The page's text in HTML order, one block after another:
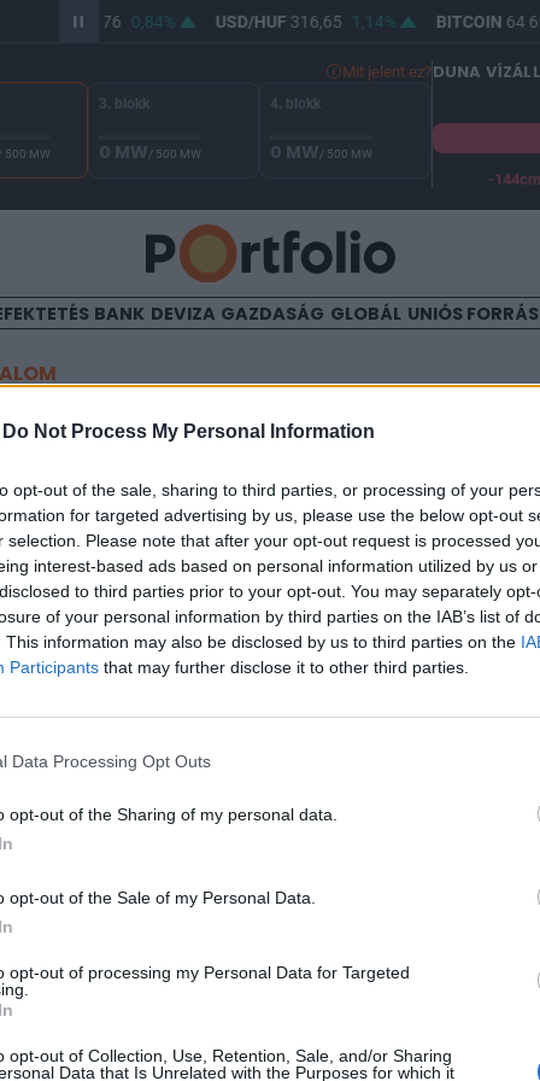
Do Not Process My Personal Information
opt-out of the sale, sharing to third parties, or processing of your
for targeted advertising by us, please use the below opt-out
selection. Please note that after your opt-out request is processed
interest-based ads based on personal information utilized by us
to third parties prior to your opt-out. You may separately
of your personal information by third parties on the IAB’s list of
This information may also be disclosed by us to third parties on the
Participants that may further disclose it to other third parties.
Data Processing Opt Outs
opt-out of the Sharing of my personal data.
opt-out of the Sale of my Personal Data.
opt-out of processing my Personal Data for Targeted
opt-out of Collection, Use, Retention, Sale, and/or Sharing
Data that Is Unrelated with the Purposes for which it
364,76 0,84% USD/HUF 316,65 1,14% BITCOIN64
Mit jelent ez?
/ 500 MW
3. blokk
0 MW/ 500 MW
4. blokk
0 MW/ 500 MW
DUNA
-144cm
BANK DEVIZA GAZDASÁG GLOBÁL UNIÓS
a BUX csökkenése, a nap első felében a hazai index
pont. A csökkenés elsősorban az OTP
eddig 1.8 mrd Ft értékben cseréltek gazdát
már csak 5,160 Ft. Szintén folytatja a lejtmenetet az
a tegnapi csaknem 5%-os zuhanás után. A társasággal
a BCR privatizációjának csak másodhegedűsként
tartalmazza:
cikkarchívum